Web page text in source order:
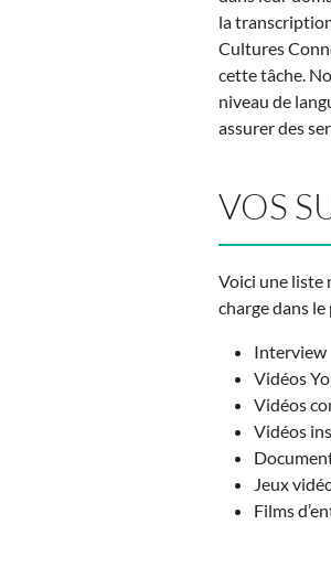
la
Cultures
cette tâche.
niveau de
assurer des
VOS
Voici une liste
charge dans le
Interview
Vidéos
Vidéos
Vidéos
Jeux
Films